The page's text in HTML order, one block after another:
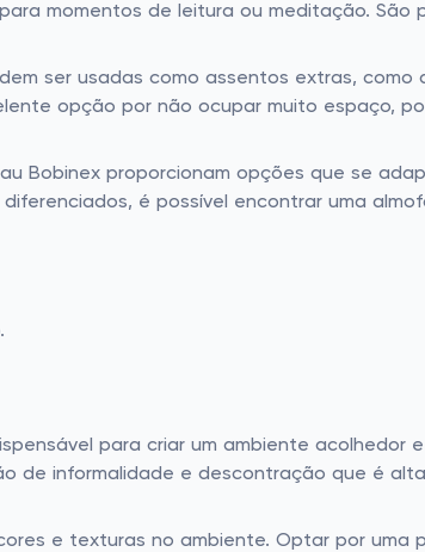
momentos de leitura ou meditação. São
ser usadas como assentos extras, como
opção por não ocupar muito espaço,
Bobinex proporcionam opções que se
é possível encontrar uma
para criar um ambiente acolhedor
de informalidade e descontração que é
e texturas no ambiente. Optar por uma